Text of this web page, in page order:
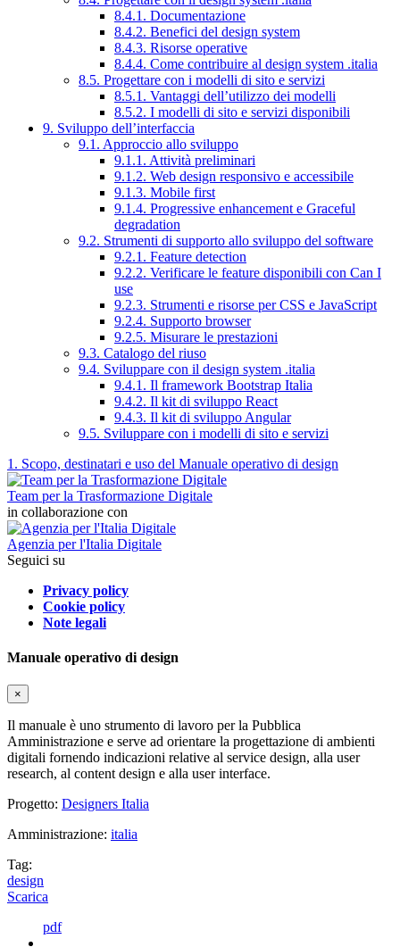
8.4.1. Documentazione
8.4.2. Benefici del design system
8.4.3. Risorse operative
8.4.4. Come contribuire al design system .italia
8.5. Progettare con i modelli di sito e servizi
8.5.1. Vantaggi dell’utilizzo dei modelli
8.5.2. I modelli di sito e servizi disponibili
9. Sviluppo dell’interfaccia
9.1. Approccio allo sviluppo
9.1.1. Attività preliminari
9.1.2. Web design responsivo e accessibile
9.1.3. Mobile first
9.1.4. Progressive enhancement e Graceful
degradation
9.2. Strumenti di supporto allo sviluppo del software
9.2.1. Feature detection
9.2.2. Verificare le feature disponibili con Can I
use
9.2.3. Strumenti e risorse per CSS e JavaScript
9.2.4. Supporto browser
9.2.5. Misurare le prestazioni
9.3. Catalogo del riuso
9.4. Sviluppare con il design system .italia
9.4.1. Il framework Bootstrap Italia
9.4.2. Il kit di sviluppo React
9.4.3. Il kit di sviluppo Angular
9.5. Sviluppare con i modelli di sito e servizi
1. Scopo, destinatari e uso del Manuale operativo di design
Team per la Trasformazione Digitale
in collaborazione con
Agenzia per l'Italia Digitale
Seguici su
Privacy policy
Cookie policy
Note legali
Manuale operativo di design
×
Il manuale è uno strumento di lavoro per la Pubblica
Amministrazione e serve ad orientare la progettazione di ambienti
digitali fornendo indicazioni relative al service design, alla user
research, al content design e alla user interface.
Progetto: Designers Italia
Amministrazione: italia
Tag:
design
Scarica
pdf